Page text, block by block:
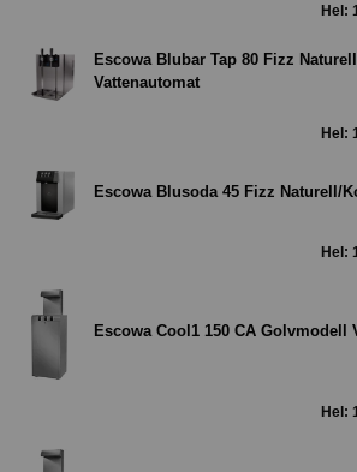
Hel:
Escowa Blubar Tap 80 Fizz
Vattenautomat
Hel:
Escowa Blusoda 45 Fizz Naturell/
Hel:
Escowa Cool1 150 CA Golvmodell
Hel: